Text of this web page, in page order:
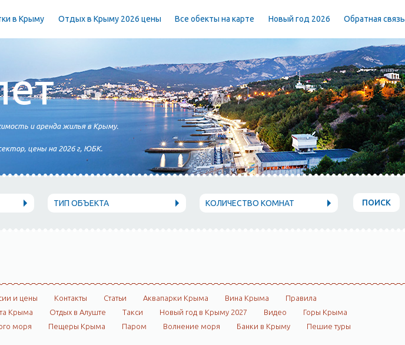
в Крыму Отдых в Крыму 2026 цены Все обекты на карте Новый год 2026 Обратная связь
и аренда жилья в Крыму.
цены на 2026 г, ЮБК.
ТИП ОБЪЕКТА КОЛИЧЕСТВО КОМНАТ ПОИСК
и цены Контакты Статьи Аквапарки Крыма Вина Крыма
Правила
Крыма Отдых в Алуште Такси Новый год в Крыму 2027 Видео
Горы Крыма
моря Пещеры Крыма Паром Волнение моря Банки в Крыму
Пешие туры